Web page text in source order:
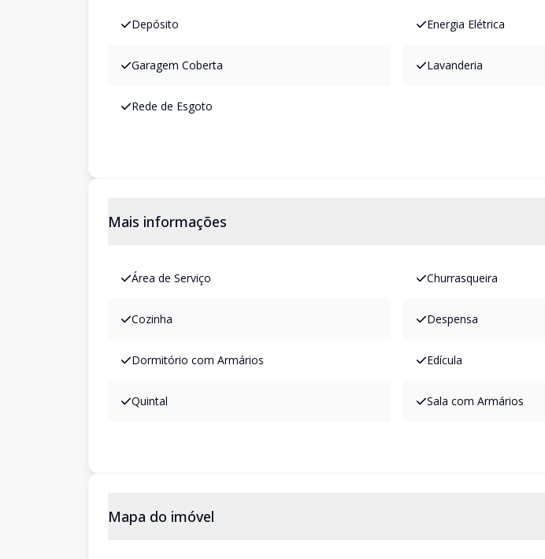
Depósito Energia Elétrica
Garagem Coberta Lavanderia
Rede de Esgoto
Mais informações
Área de Serviço Churrasqueira
Cozinha Despensa
Dormitório com Armários Edícula
Quintal Sala com Armários
Mapa do imóvel